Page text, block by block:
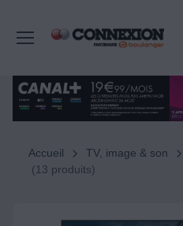
Accueil TV, image & son
(13 produits)